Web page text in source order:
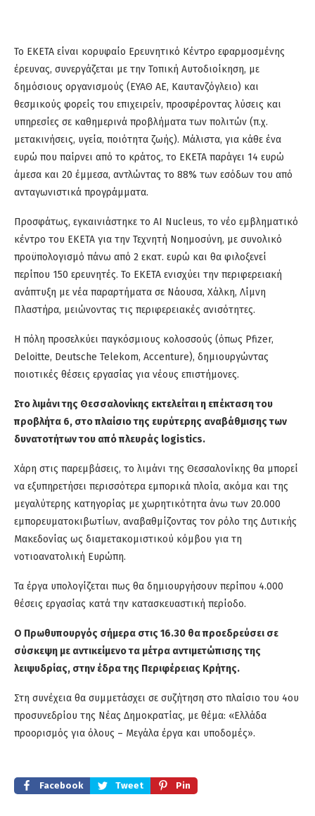
Το ΕΚΕΤΑ είναι κορυφαίο Ερευνητικό Κέντρο εφαρμοσμένης
έρευνας, συνεργάζεται με την Τοπική Αυτοδιοίκηση, με
δημόσιους οργανισμούς (ΕΥΑΘ ΑΕ, Καυτανζόγλειο) και
θεσμικούς φορείς του επιχειρείν, προσφέροντας λύσεις και
υπηρεσίες σε καθημερινά προβλήματα των πολιτών (π.χ.
μετακινήσεις, υγεία, ποιότητα ζωής). Μάλιστα, για κάθε ένα
ευρώ που παίρνει από το κράτος, το ΕΚΕΤΑ παράγει 14 ευρώ
άμεσα και 20 έμμεσα, αντλώντας το 88% των εσόδων του από
ανταγωνιστικά προγράμματα.
Προσφάτως, εγκαινιάστηκε το AI Nucleus, το νέο εμβληματικό
κέντρο του ΕΚΕΤΑ για την Τεχνητή Νοημοσύνη, με συνολικό
προϋπολογισμό πάνω από 2 εκατ. ευρώ και θα φιλοξενεί
περίπου 150 ερευνητές. Το ΕΚΕΤΑ ενισχύει την περιφερειακή
ανάπτυξη με νέα παραρτήματα σε Νάουσα, Χάλκη, Λίμνη
Πλαστήρα, μειώνοντας τις περιφερειακές ανισότητες.
Η πόλη προσελκύει παγκόσμιους κολοσσούς (όπως Pfizer,
Deloitte, Deutsche Telekom, Accenture), δημιουργώντας
ποιοτικές θέσεις εργασίας για νέους επιστήμονες.
Στο λιμάνι της Θεσσαλονίκης εκτελείται η επέκταση του
προβλήτα 6, στο πλαίσιο της ευρύτερης αναβάθμισης των
δυνατοτήτων του από πλευράς logistics.
Χάρη στις παρεμβάσεις, το λιμάνι της Θεσσαλονίκης θα μπορεί
να εξυπηρετήσει περισσότερα εμπορικά πλοία, ακόμα και της
μεγαλύτερης κατηγορίας με χωρητικότητα άνω των 20.000
εμπορευματοκιβωτίων, αναβαθμίζοντας τον ρόλο της Δυτικής
Μακεδονίας ως διαμετακομιστικού κόμβου για τη
νοτιοανατολική Ευρώπη.
Τα έργα υπολογίζεται πως θα δημιουργήσουν περίπου 4.000
θέσεις εργασίας κατά την κατασκευαστική περίοδο.
Ο Πρωθυπουργός σήμερα στις 16.30 θα προεδρεύσει σε
σύσκεψη με αντικείμενο τα μέτρα αντιμετώπισης της
λειψυδρίας, στην έδρα της Περιφέρειας Κρήτης.
Στη συνέχεια θα συμμετάσχει σε συζήτηση στο πλαίσιο του 4ου
προσυνεδρίου της Νέας Δημοκρατίας, με θέμα: «Ελλάδα
προορισμός για όλους – Μεγάλα έργα και υποδομές».
Facebook Tweet Pin